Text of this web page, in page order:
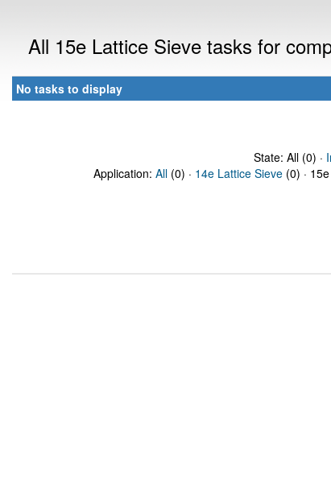
All 15e Lattice Sieve tasks for
No tasks to display
State: All (0) ·
Application: All (0) · 14e Lattice Sieve (0) ·